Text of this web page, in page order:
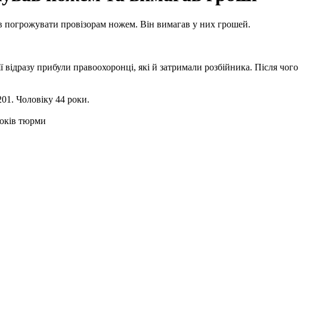
погрожувати провізорам ножем. Він вимагав у них грошей.
прибули правоохоронці, які й затримали розбійника. Після чого
Чоловіку 44 роки.
тюрми